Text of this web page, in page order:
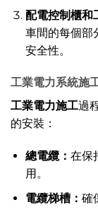
配電控制櫃和
車間的每個部
安全性。
工業電力系統施
工業電力施工過
的安裝：
總電纜： 在保
用。
電纜梯槽： 確